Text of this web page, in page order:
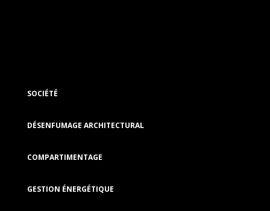
SOCIÉTÉ
DÉSENFUMAGE ARCHITECTURAL
COMPARTIMENTAGE
GESTION ÉNERGÉTIQUE